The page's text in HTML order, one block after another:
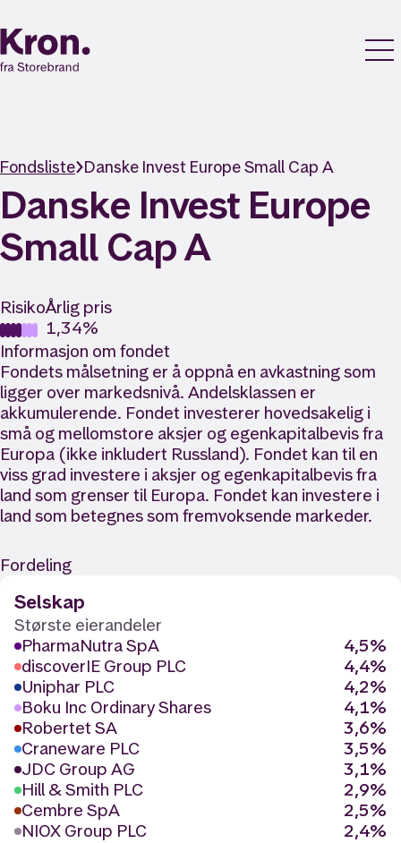
Fondsliste Danske Invest Europe Small Cap A
Danske Invest Europe
Small Cap A
RisikoÅrlig pris
1,34%
Informasjon om fondet
Fondets målsetning er å oppnå en avkastning som
ligger over markedsnivå. Andelsklassen er
akkumulerende. Fondet investerer hovedsakelig i
små og mellomstore aksjer og egenkapitalbevis fra
Europa (ikke inkludert Russland). Fondet kan til en
viss grad investere i aksjer og egenkapitalbevis fra
land som grenser til Europa. Fondet kan investere i
land som betegnes som fremvoksende markeder.
Fordeling
Selskap
Største eierandeler
PharmaNutra SpA
4,5%
discoverIE Group PLC
4,4%
Uniphar PLC
4,2%
Boku Inc Ordinary Shares
4,1%
Robertet SA
3,6%
Craneware PLC
3,5%
JDC Group AG
3,1%
Hill & Smith PLC
2,9%
Cembre SpA
2,5%
NIOX Group PLC
2,4%